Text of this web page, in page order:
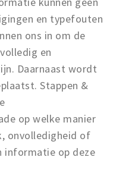
en typefouten
ons in om de
en
Daarnaast wordt
Stappen &
op welke manier
onvolledigheid of
informatie op deze